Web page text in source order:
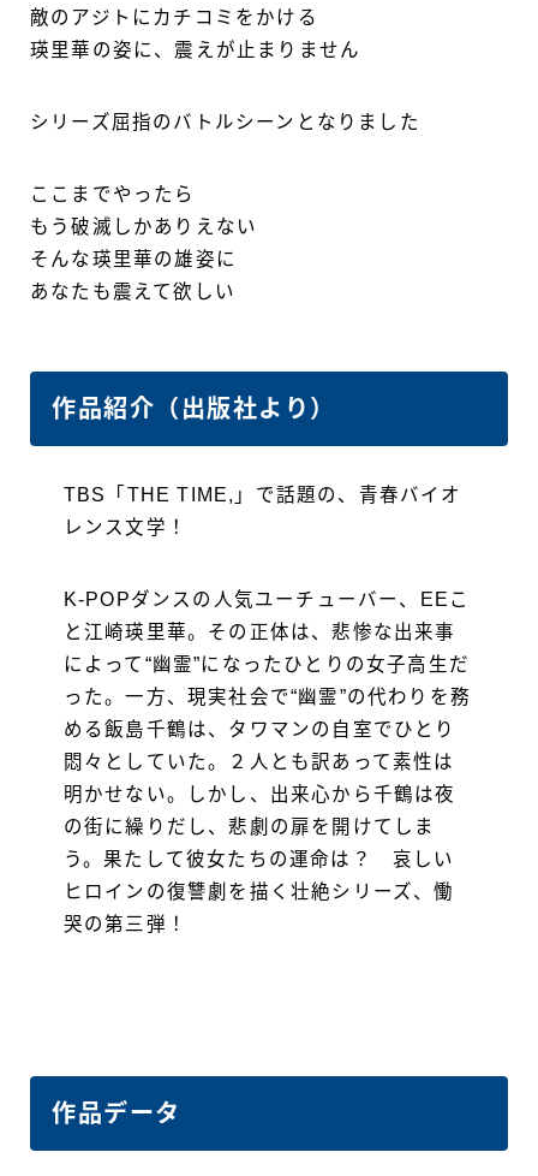
敵のアジトにカチコミをかける
瑛里華の姿に、震えが止まりません
シリーズ屈指のバトルシーンとなりました
ここまでやったら
もう破滅しかありえない
そんな瑛里華の雄姿に
あなたも震えて欲しい
作品紹介（出版社より）
TBS「THE TIME,」で話題の、青春バイオ
レンス文学！
K-POPダンスの人気ユーチューバー、EEこ
と江崎瑛里華。その正体は、悲惨な出来事
によって“幽霊”になったひとりの女子高生だ
った。一方、現実社会で“幽霊”の代わりを務
める飯島千鶴は、タワマンの自室でひとり
悶々としていた。２人とも訳あって素性は
明かせない。しかし、出来心から千鶴は夜
の街に繰りだし、悲劇の扉を開けてしま
う。果たして彼女たちの運命は？ 哀しい
ヒロインの復讐劇を描く壮絶シリーズ、慟
哭の第三弾！
作品データ